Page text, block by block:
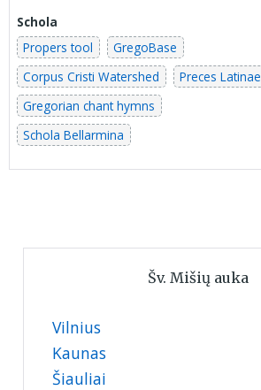
Schola
Propers tool
GregoBase
Corpus Cristi Watershed
Preces Latinae
Gregorian chant hymns
Schola Bellarmina
Šv. Mišių auka
Vilnius
Kaunas
Šiauliai